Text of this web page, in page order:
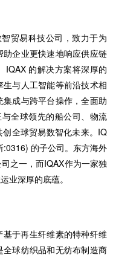
贸易科技公司，致力于为
企业更快速地响应供应链
IQAX 的解决方案将深厚的
与人工智能等前沿技术相
成与跨平台操作，全面助
全球领先的船公司、物流
全球贸易数智化未来。IQ
的子公司。东方海外
之一，而IQAX作为一家独
业深厚的底蕴。
于再生纤维素的特种纤维
球纺织品和无纺布制造商